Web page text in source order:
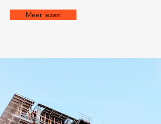
Meer lezen